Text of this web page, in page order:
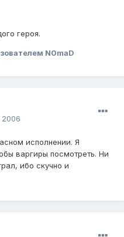
героя.
N0maD
2006
исполнении. Я
варгиры посмотреть. Ни
ибо скучно и